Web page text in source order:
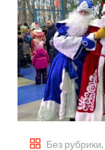
Без рубрики,